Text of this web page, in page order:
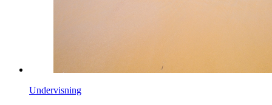
Undervisning